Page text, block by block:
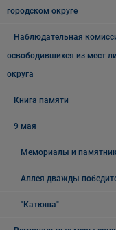
городском округе
Наблюдательная
освободившихся из мест
округа
Книга памяти
9 мая
Мемориалы и
Аллея дважды
"Катюша"